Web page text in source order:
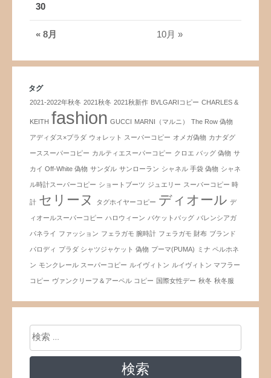
« 8月 10月 »
30
タグ
2021-2022年秋冬 2021秋冬 2021秋新作 BVLGARIコピー CHARLES &
KEITH fashion GUCCI MARNI（マルニ） The Row 偽物
アディダス×プラダ ウォレット スーパーコピー オメガ偽物 カナダグ
ーススーパーコピー カルティエスーパーコピー クロエ バッグ 偽物 サ
カイ Off-White 偽物 サンダル サンローラン シャネル 手袋 偽物 シャネ
ル時計スーパーコピー ショートブーツ ジュエリー スーパーコピー 時
計 セリーヌ タグホイヤーコピー ディオール デ
ィオールスーパーコピー ハロウィーン バケットバッグ バレンシアガ
パネライ ファッション フェラガモ 腕時計 フェラガモ 財布 ブランド
パロディ プラダ シャツジャケット 偽物 プーマ(PUMA) ミナ ペルホネ
ン モンクレール スーパーコピー ルイヴィトン ルイヴィトン マフラー
コピー ヴァンクリーフ＆アーペル コピー 国際女性デー 秋冬 秋冬服